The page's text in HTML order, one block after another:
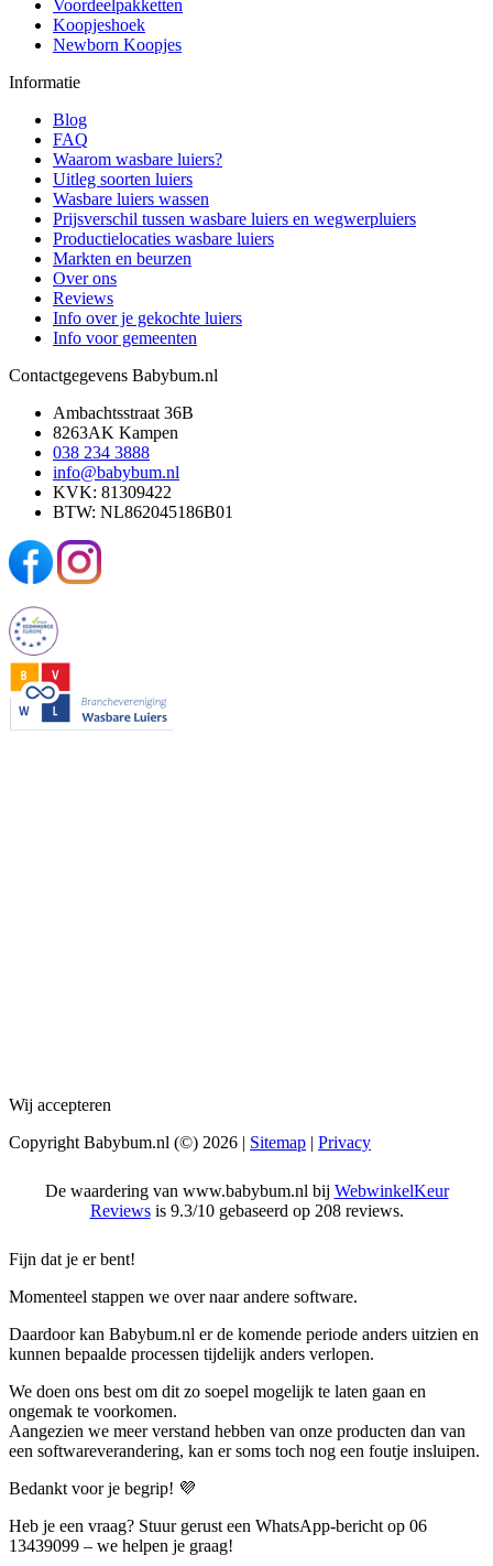
Voordeelpakketten
Koopjeshoek
Newborn Koopjes
Informatie
Blog
FAQ
Waarom wasbare luiers?
Uitleg soorten luiers
Wasbare luiers wassen
Prijsverschil tussen wasbare luiers en wegwerpluiers
Productielocaties wasbare luiers
Markten en beurzen
Over ons
Reviews
Info over je gekochte luiers
Info voor gemeenten
Contactgegevens Babybum.nl
Ambachtsstraat 36B
8263AK Kampen
038 234 3888
info@babybum.nl
KVK: 81309422
BTW: NL862045186B01
Wij accepteren
Copyright Babybum.nl (©) 2026 | Sitemap | Privacy
De waardering van www.babybum.nl bij WebwinkelKeur
Reviewsis 9.3/10 gebaseerd op 208 reviews.
Fijn dat je er bent!
Momenteel stappen we over naar andere software.
Daardoor kan Babybum.nl er de komende periode anders uitzien en
kunnen bepaalde processen tijdelijk anders verlopen.
We doen ons best om dit zo soepel mogelijk te laten gaan en
ongemak te voorkomen.
Aangezien we meer verstand hebben van onze producten dan van
een softwareverandering, kan er soms toch nog een foutje insluipen.
Bedankt voor je begrip! 💜
Heb je een vraag? Stuur gerust een WhatsApp-bericht op 06
13439099 – we helpen je graag!